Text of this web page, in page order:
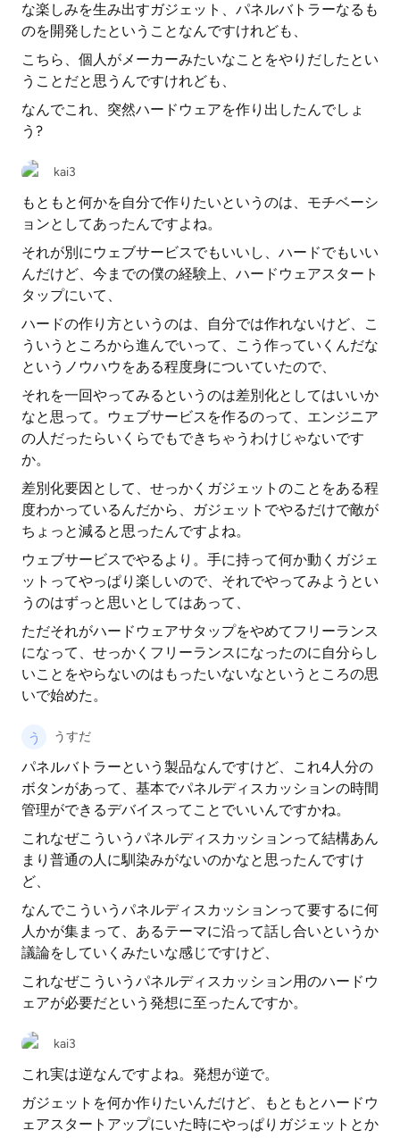
な楽しみを生み出すガジェット、パネルバトラーなるも
のを開発したということなんですけれども、
こちら、個人がメーカーみたいなことをやりだしたとい
うことだと思うんですけれども、
なんでこれ、突然ハードウェアを作り出したんでしょ
う?
kai3
もともと何かを自分で作りたいというのは、モチベーシ
ョンとしてあったんですよね。
それが別にウェブサービスでもいいし、ハードでもいい
んだけど、今までの僕の経験上、ハードウェアスタート
タップにいて、
ハードの作り方というのは、自分では作れないけど、こ
ういうところから進んでいって、こう作っていくんだな
というノウハウをある程度身についていたので、
それを一回やってみるというのは差別化としてはいいか
なと思って。ウェブサービスを作るのって、エンジニア
の人だったらいくらでもできちゃうわけじゃないです
か。
差別化要因として、せっかくガジェットのことをある程
度わかっているんだから、ガジェットでやるだけで敵が
ちょっと減ると思ったんですよね。
ウェブサービスでやるより。手に持って何か動くガジェ
ットってやっぱり楽しいので、それでやってみようとい
うのはずっと思いとしてはあって、
ただそれがハードウェアサタップをやめてフリーランス
になって、せっかくフリーランスになったのに自分らし
いことをやらないのはもったいないなというところの思
いで始めた。
うすだ
パネルバトラーという製品なんですけど、これ4人分の
ボタンがあって、基本でパネルディスカッションの時間
管理ができるデバイスってことでいいんですかね。
これなぜこういうパネルディスカッションって結構あん
まり普通の人に馴染みがないのかなと思ったんですけ
ど、
なんでこういうパネルディスカッションって要するに何
人かが集まって、あるテーマに沿って話し合いというか
議論をしていくみたいな感じですけど、
これなぜこういうパネルディスカッション用のハードウ
ェアが必要だという発想に至ったんですか。
kai3
これ実は逆なんですよね。発想が逆で。
ガジェットを何か作りたいんだけど、もともとハードウ
ェアスタートアップにいた時にやっぱりガジェットとか